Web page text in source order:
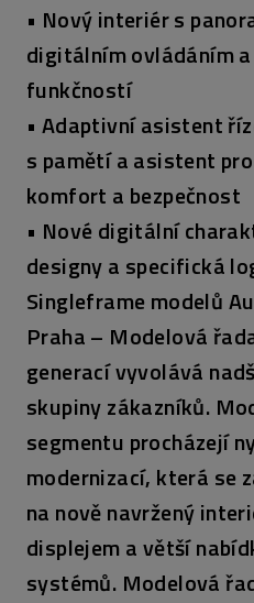
• Nový interiér s
digitálním ovládáním
funkčností
• Adaptivní asistent
s pamětí a asistent
komfort a bezpečnost
• Nové digitální
designy a specifická
Singleframe modelů
Praha – Modelová
generací vyvolává
skupiny zákazníků.
segmentu procházejí
modernizací, která se
na nově navržený
displejem a větší
systémů. Modelová